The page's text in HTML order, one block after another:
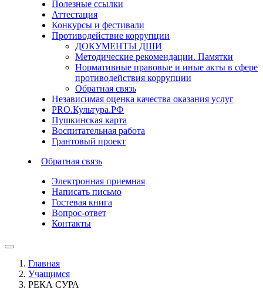
Полезные ссылки
Аттестация
Конкурсы и фестивали
Противодействие коррупции
ДОКУМЕНТЫ ДШИ
Методические рекомендации. Памятки
Нормативные правовые и иные акты в сфере
противодействия коррупции
Обратная связь
Независимая оценка качества оказания услуг
PRO.Культура.РФ
Пушкинская карта
Воспитательная работа
Грантовый проект
Обратная связь
Электронная приемная
Написать письмо
Гостевая книга
Вопрос-ответ
Контакты
Главная
Учащимся
РЕКА СУРА